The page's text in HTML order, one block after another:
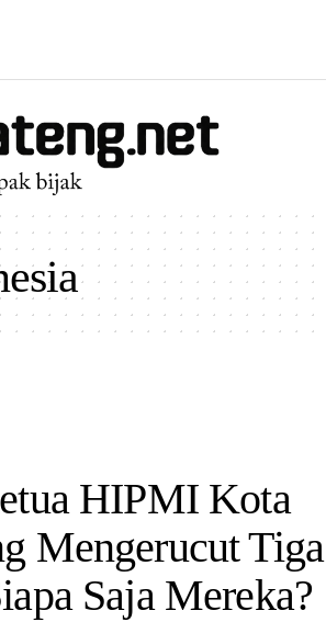
HIPMI Kota
Mengerucut Tiga
Saja Mereka?